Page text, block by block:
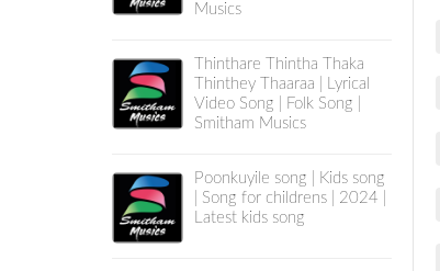
Musics
Thinthare Thintha Thaka
Thinthey Thaaraa | Lyrical
Video Song | Folk Song |
Smitham Musics
Poonkuyile song | Kids song
| Song for childrens | 2024 |
Latest kids song